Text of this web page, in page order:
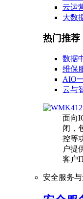
云运
大数
热门推荐
数据
维保
AIO
云与
面向
闭，
控等
户提
客户
安全服务